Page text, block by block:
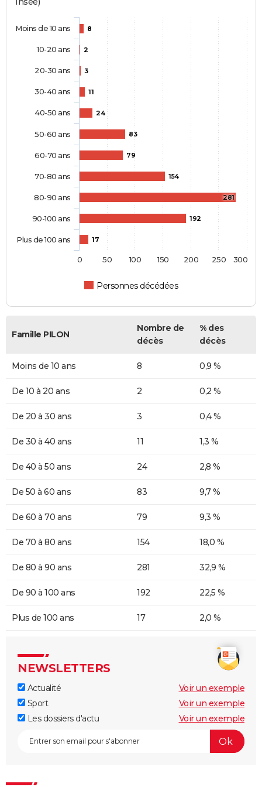
8
2
3
11
24
83
79
154
281
192
17
Personnes décédées
Moins de 10 ans
10-20 ans
20-30 ans
30-40 ans
40-50 ans
50-60 ans
60-70 ans
70-80 ans
80-90 ans
90-100 ans
Plus de 100 ans
0 50 100 150 200 250 300
Famille PILON
Nombre de
décès
% des
décès
Moins de 10 ans 8 0,9 %
De 10 à 20 ans 2 0,2 %
De 20 à 30 ans 3 0,4 %
De 30 à 40 ans 11 1,3 %
De 40 à 50 ans 24 2,8 %
De 50 à 60 ans 83 9,7 %
De 60 à 70 ans 79 9,3 %
De 70 à 80 ans 154 18,0 %
De 80 à 90 ans 281 32,9 %
De 90 à 100 ans 192 22,5 %
Plus de 100 ans 17 2,0 %
NEWSLETTERS
Actualité
Voir un exemple
Sport
Voir un exemple
Les dossiers d'actu
Voir un exemple